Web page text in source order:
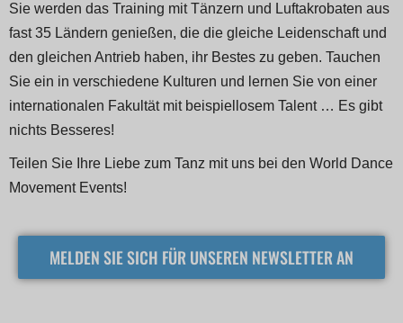
Sie werden das Training mit Tänzern und Luftakrobaten aus
fast 35 Ländern genießen, die die gleiche Leidenschaft und
den gleichen Antrieb haben, ihr Bestes zu geben. Tauchen
Sie ein in verschiedene Kulturen und lernen Sie von einer
internationalen Fakultät mit beispiellosem Talent … Es gibt
nichts Besseres!
Teilen Sie Ihre Liebe zum Tanz mit uns bei den World Dance
Movement Events!
MELDEN SIE SICH FÜR UNSEREN NEWSLETTER AN